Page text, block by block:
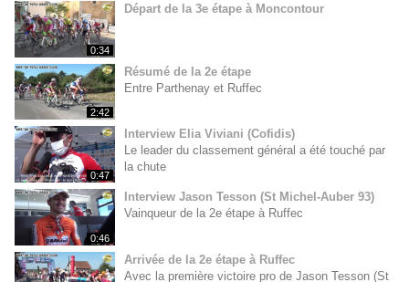
0:34
Départ de la 3e étape à Moncontour
2:42
Résumé de la 2e étape
Entre Parthenay et Ruffec
0:47
Interview Elia Viviani (Cofidis)
Le leader du classement général a été touché par
la chute
0:46
Interview Jason Tesson (St Michel-Auber 93)
Vainqueur de la 2e étape à Ruffec
Arrivée de la 2e étape à Ruffec
Avec la première victoire pro de Jason Tesson (St